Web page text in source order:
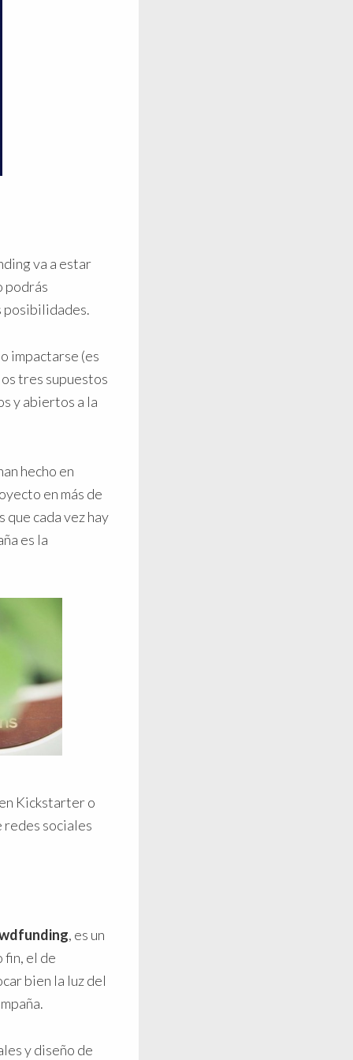
va a estar
podrás
posibilidades.
impactarse (es
tres supuestos
y abiertos a la
hecho en
en más de
que cada vez hay
es la
Kickstarter o
redes sociales
, es un
fin, el de
bien la luz del
y diseño de